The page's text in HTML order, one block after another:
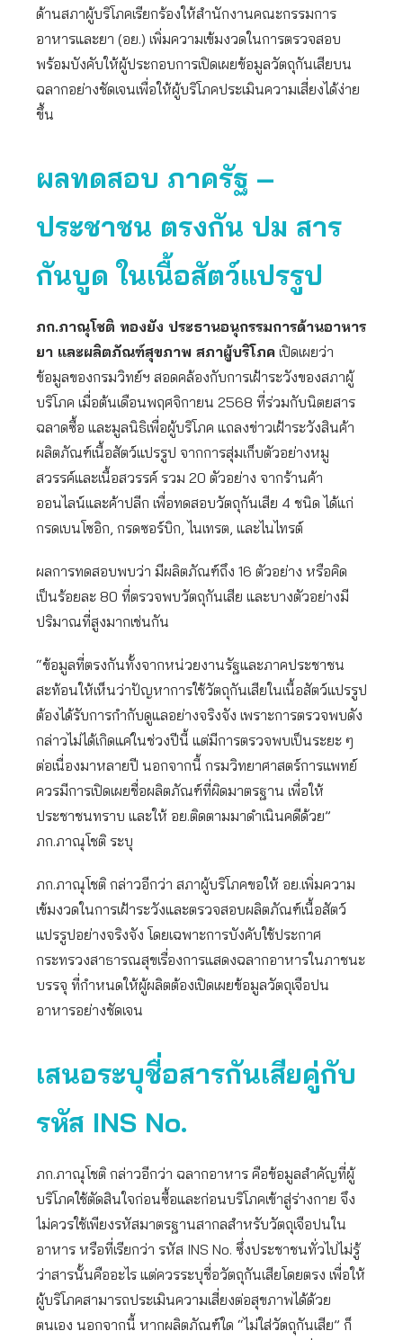
ด้านสภาผู้บริโภคเรียกร้องให้สำนักงานคณะกรรมการ
อาหารและยา (อย.) เพิ่มความเข้มงวดในการตรวจสอบ
พร้อมบังคับให้ผู้ประกอบการเปิดเผยข้อมูลวัตถุกันเสียบน
ฉลากอย่างชัดเจนเพื่อให้ผู้บริโภคประเมินความเสี่ยงได้ง่าย
ขึ้น
ผลทดสอบ ภาครัฐ –
ประชาชน ตรงกัน ปม สาร
กันบูด ในเนื้อสัตว์แปรรูป
ภก.ภาณุโชติ ทองยัง ประธานอนุกรรมการด้านอาหาร
ยา และผลิตภัณฑ์สุขภาพ สภาผู้บริโภค เปิดเผยว่า
ข้อมูลของกรมวิทย์ฯ สอดคล้องกับการเฝ้าระวังของสภาผู้
บริโภค เมื่อต้นเดือนพฤศจิกายน 2568 ที่ร่วมกับนิตยสาร
ฉลาดซื้อ และมูลนิธิเพื่อผู้บริโภค แถลงข่าวเฝ้าระวังสินค้า
ผลิตภัณฑ์เนื้อสัตว์แปรรูป จากการสุ่มเก็บตัวอย่างหมู
สวรรค์และเนื้อสวรรค์ รวม 20 ตัวอย่าง จากร้านค้า
ออนไลน์และค้าปลีก เพื่อทดสอบวัตถุกันเสีย 4 ชนิด ได้แก่
กรดเบนโซอิก, กรดซอร์บิก, ไนเทรต, และไนไทรต์
ผลการทดสอบพบว่า มีผลิตภัณฑ์ถึง 16 ตัวอย่าง หรือคิด
เป็นร้อยละ 80 ที่ตรวจพบวัตถุกันเสีย และบางตัวอย่างมี
ปริมาณที่สูงมากเช่นกัน
“ข้อมูลที่ตรงกันทั้งจากหน่วยงานรัฐและภาคประชาชน
สะท้อนให้เห็นว่าปัญหาการใช้วัตถุกันเสียในเนื้อสัตว์แปรรูป
ต้องได้รับการกำกับดูแลอย่างจริงจัง เพราะการตรวจพบดัง
กล่าวไม่ได้เกิดแค่ในช่วงปีนี้ แต่มีการตรวจพบเป็นระยะ ๆ
ต่อเนื่องมาหลายปี นอกจากนี้ กรมวิทยาศาสตร์การแพทย์
ควรมีการเปิดเผยชื่อผลิตภัณฑ์ที่ผิดมาตรฐาน เพื่อให้
ประชาชนทราบ และให้ อย.ติดตามมาดำเนินคดีด้วย”
ภก.ภาณุโชติ ระบุ
ภก.ภาณุโชติ กล่าวอีกว่า สภาผู้บริโภคขอให้ อย.เพิ่มความ
เข้มงวดในการเฝ้าระวังและตรวจสอบผลิตภัณฑ์เนื้อสัตว์
แปรรูปอย่างจริงจัง โดยเฉพาะการบังคับใช้ประกาศ
กระทรวงสาธารณสุขเรื่องการแสดงฉลากอาหารในภาชนะ
บรรจุ ที่กำหนดให้ผู้ผลิตต้องเปิดเผยข้อมูลวัตถุเจือปน
อาหารอย่างชัดเจน
เสนอระบุชื่อสารกันเสียคู่กับ
รหัส INS No.
ภก.ภาณุโชติ กล่าวอีกว่า ฉลากอาหาร คือข้อมูลสำคัญที่ผู้
บริโภคใช้ตัดสินใจก่อนซื้อและก่อนบริโภคเข้าสู่ร่างกาย จึง
ไม่ควรใช้เพียงรหัสมาตรฐานสากลสำหรับวัตถุเจือปนใน
อาหาร หรือที่เรียกว่า รหัส INS No. ซึ่งประชาชนทั่วไปไม่รู้
ว่าสารนั้นคืออะไร แต่ควรระบุชื่อวัตถุกันเสียโดยตรง เพื่อให้
ผู้บริโภคสามารถประเมินความเสี่ยงต่อสุขภาพได้ด้วย
ตนเอง นอกจากนี้ หากผลิตภัณฑ์ใด “ไม่ใส่วัตถุกันเสีย” ก็